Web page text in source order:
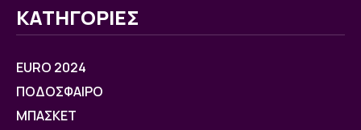
ΚΑΤΗΓΟΡΙΕΣ
EURO 2024
ΠΟΔΟΣΦΑΙΡΟ
ΜΠΑΣΚΕΤ